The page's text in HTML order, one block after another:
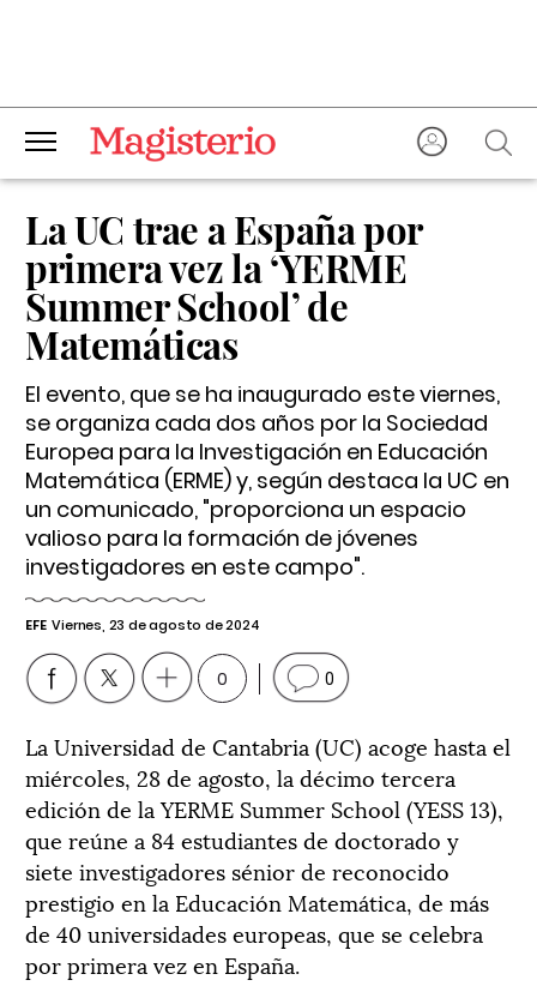
La UC trae a España por
primera vez la ‘YERME
Summer School’ de
Matemáticas
El evento, que se ha inaugurado este viernes,
se organiza cada dos años por la Sociedad
Europea para la Investigación en Educación
Matemática (ERME) y, según destaca la UC en
un comunicado, "proporciona un espacio
valioso para la formación de jóvenes
investigadores en este campo".
EFE Viernes, 23 de agosto de 2024
0 0
La Universidad de Cantabria (UC) acoge hasta el
miércoles, 28 de agosto, la décimo tercera
edición de la YERME Summer School (YESS 13),
que reúne a 84 estudiantes de doctorado y
siete investigadores sénior de reconocido
prestigio en la Educación Matemática, de más
de 40 universidades europeas, que se celebra
por primera vez en España.